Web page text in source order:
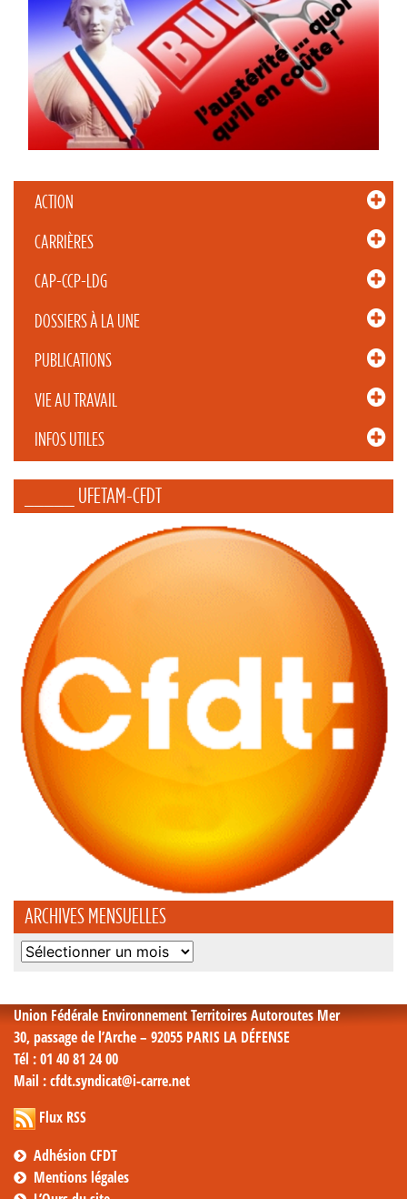
ACTION
CARRIÈRES
CAP-CCP-LDG
DOSSIERS À LA UNE
PUBLICATIONS
VIE AU TRAVAIL
INFOS UTILES
_____ UFETAM-CFDT
ARCHIVES MENSUELLES
Archives
Union Fédérale Environnement Territoires Autoroutes Mer
30, passage de l’Arche – 92055 PARIS LA DÉFENSE
Tél : 01 40 81 24 00
Mail : cfdt.syndicat@i-carre.net
Flux RSS
Adhésion CFDT
Mentions légales